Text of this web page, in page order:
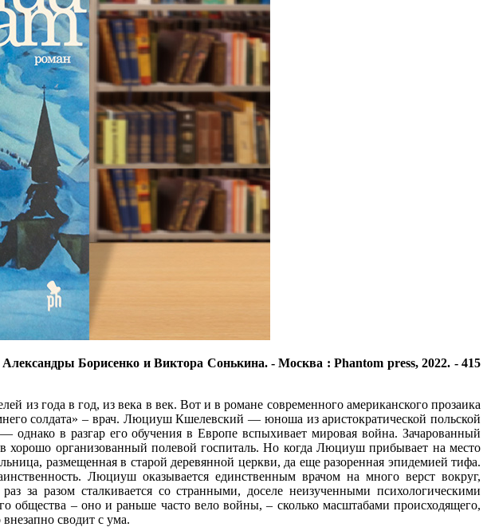
Борисенко и Виктора Сонькина. - Москва : Phantom press, 2022. - 415
из года в год, из века в век. Вот и в романе современного американского прозаика
солдата» – врач. Люциуш Кшелевский — юноша из аристократической польской
в разгар его обучения в Европе вспыхивает мировая война. Зачарованный
хорошо организованный полевой госпиталь. Но когда Люциуш прибывает на место
размещенная в старой деревянной церкви, да еще разоренная эпидемией тифа.
Люциуш оказывается единственным врачом на много верст вокруг,
за разом сталкивается со странными, доселе неизученными психологическими
общества – оно и раньше часто вело войны, – сколько масштабами происходящего,
сводит с ума.